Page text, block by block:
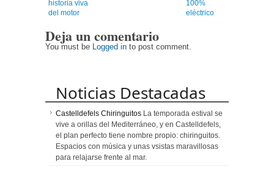
historia viva
del motor
100%
eléctrico
Deja un comentario
You must be Logged in to post comment.
Noticias Destacadas
Castelldefels Chiringuitos La temporada estival se
vive a orillas del Mediterráneo, y en Castelldefels,
el plan perfecto tiene nombre propio: chiringuitos.
Espacios con música y unas vsistas maravillosas
para relajarse frente al mar.